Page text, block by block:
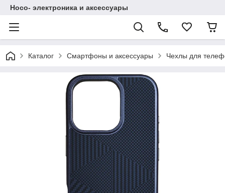
Hoco- электроника и аксессуары
Каталог Смартфоны и аксессуары Чехлы для